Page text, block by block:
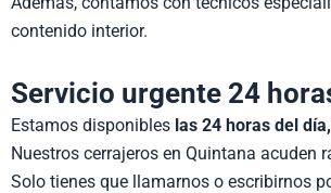
contenido interior.
Servicio urgente 24
Estamos disponibles las 24 horas del
Nuestros cerrajeros en Quintana acuden
Solo tienes que llamarnos o escribirnos